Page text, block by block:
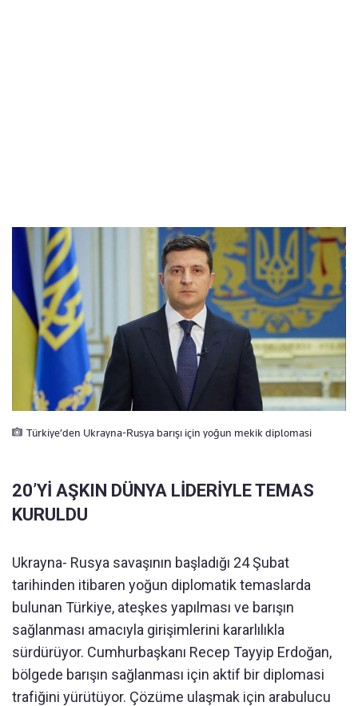
Türkiye’den Ukrayna-Rusya barışı için yoğun mekik diplomasi
20’Yİ AŞKIN DÜNYA LİDERİYLE TEMAS
KURULDU
Ukrayna- Rusya savaşının başladığı 24 Şubat
tarihinden itibaren yoğun diplomatik temaslarda
bulunan Türkiye, ateşkes yapılması ve barışın
sağlanması amacıyla girişimlerini kararlılıkla
sürdürüyor. Cumhurbaşkanı Recep Tayyip Erdoğan,
bölgede barışın sağlanması için aktif bir diplomasi
trafiğini yürütüyor. Çözüme ulaşmak için arabulucu